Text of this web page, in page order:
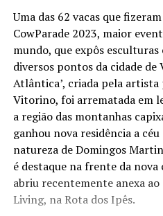
Uma das 62 vacas que
CowParade 2023, maior
mundo, que expôs esculturas
diversos pontos da cidade de
Atlântica’, criada pela artista
Vitorino, foi arrematada em
a região das montanhas
ganhou nova residência a
natureza de Domingos
é destaque na frente da
abriu recentemente anexa
Living, na Rota dos Ipês.